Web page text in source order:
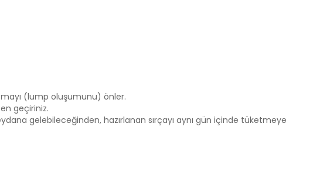
(lump oluşumunu) önler.
geçiriniz.
gelebileceğinden, hazırlanan sırçayı aynı gün içinde tüketmeye